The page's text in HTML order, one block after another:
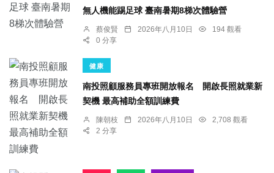
無人機能踢足球 臺南暑期8梯次體驗營
蔡俊賢 2026年八月10日
194 觀看
0 分享
健康
南投照顧服務員專班開放報名 開啟長照就業新
契機 最高補助全額訓練費
陳朝枝 2026年八月10日
2,708 觀看
2 分享